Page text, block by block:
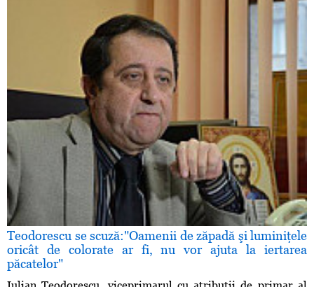
Teodorescu se scuză:"Oamenii de zăpadă şi luminiţele
oricât de colorate ar fi, nu vor ajuta la iertarea
păcatelor"